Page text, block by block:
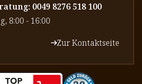
0049 8276 518 100
8:00 - 16:00
Zur Kontaktseite